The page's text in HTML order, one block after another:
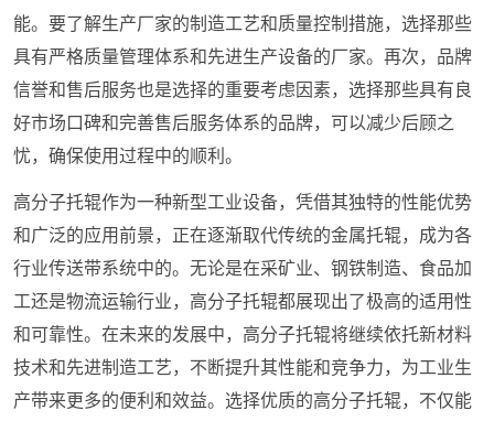
能。要了解生产厂家的制造工艺和质量控制措施，选择那些
具有严格质量管理体系和先进生产设备的厂家。再次，品牌
信誉和售后服务也是选择的重要考虑因素，选择那些具有良
好市场口碑和完善售后服务体系的品牌，可以减少后顾之
忧，确保使用过程中的顺利。
高分子托辊作为一种新型工业设备，凭借其独特的性能优势
和广泛的应用前景，正在逐渐取代传统的金属托辊，成为各
行业传送带系统中的。无论是在采矿业、钢铁制造、食品加
工还是物流运输行业，高分子托辊都展现出了极高的适用性
和可靠性。在未来的发展中，高分子托辊将继续依托新材料
技术和先进制造工艺，不断提升其性能和竞争力，为工业生
产带来更多的便利和效益。选择优质的高分子托辊，不仅能